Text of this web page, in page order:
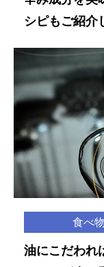
シピもご紹介
食べ物
油にこだわれ